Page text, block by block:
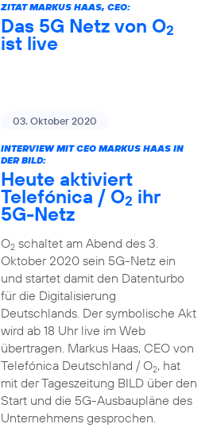
ZITAT MARKUS HAAS, CEO:
Das 5G Netz von O2
ist live
03. Oktober 2020
INTERVIEW MIT CEO MARKUS HAAS IN
DER BILD:
Heute aktiviert
Telefónica / O2 ihr
5G-Netz
O2schaltet am Abend des 3.
Oktober 2020 sein 5G-Netz ein
und startet damit den Datenturbo
für die Digitalisierung
Deutschlands. Der symbolische Akt
wird ab 18 Uhr live im Web
übertragen. Markus Haas, CEO von
Telefónica Deutschland / O2, hat
mit der Tageszeitung BILD über den
Start und die 5G-Ausbaupläne des
Unternehmens gesprochen.